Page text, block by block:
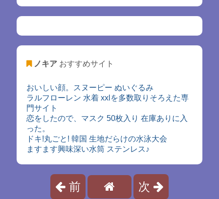
ノキアおすすめサイト
おいしい顔。スヌーピー ぬいぐるみ
ラルフローレン 水着 xxlを多数取りそろえた専
門サイト
恋をしたので、マスク 50枚入り 在庫ありに入
った。
ドキ!丸ごと! 韓国 生地だらけの水泳大会
ますます興味深い水筒 ステンレス♪
前 次